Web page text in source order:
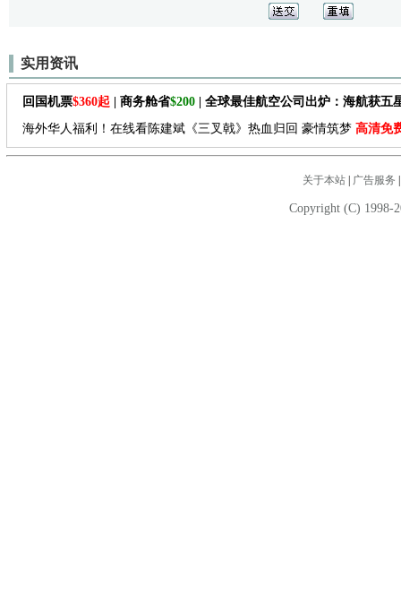
实用资讯
回国机票$360起 | 商务舱省$200 | 全球最佳航空公司出炉：海航获五
海外华人福利！在线看陈建斌《三叉戟》热血归回 豪情筑梦 高清免
关于本站| 广告服务
Copyright (C) 1998-